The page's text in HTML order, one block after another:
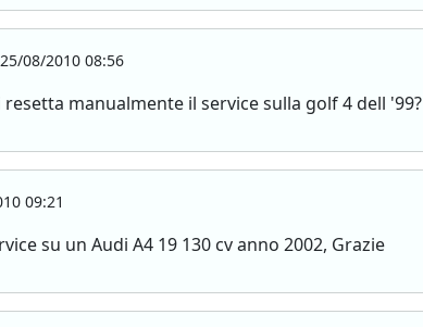
08/2010 08:56
manualmente il service sulla golf 4 dell '99?
09:21
su un Audi A4 19 130 cv anno 2002, Grazie